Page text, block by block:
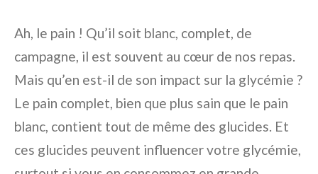
Ah, le pain ! Qu’il soit blanc, complet, de
campagne, il est souvent au cœur de nos repas.
Mais qu’en est-il de son impact sur la glycémie ?
Le pain complet, bien que plus sain que le pain
blanc, contient tout de même des glucides. Et
ces glucides peuvent influencer votre glycémie,